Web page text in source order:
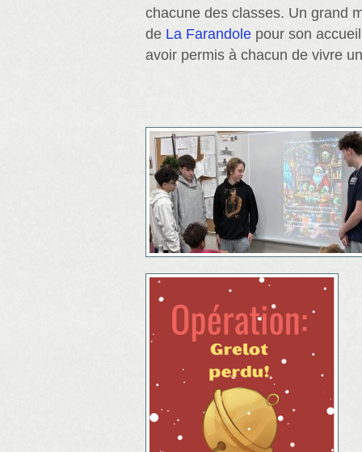
chacune des classes. Un grand
de La Farandole pour son
avoir permis à chacun de vivre